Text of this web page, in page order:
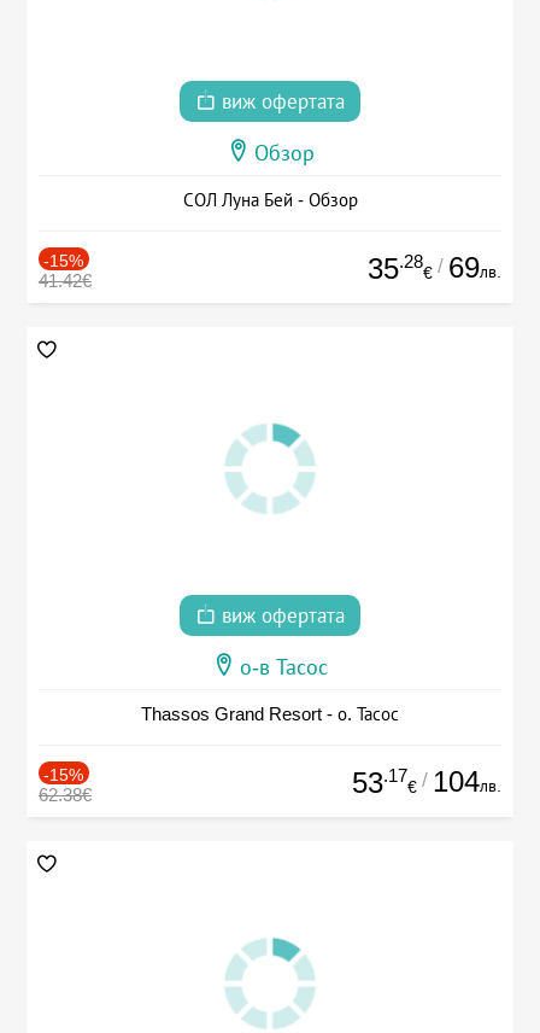
виж офертата
Обзор
СОЛ Луна Бей - Обзор
-15%
41.42€ 35.28
€ / 69лв.
виж офертата
о-в Тасос
Thassos Grand Resort - о. Тасос
-15%
62.38€ 53.17
€ / 104лв.